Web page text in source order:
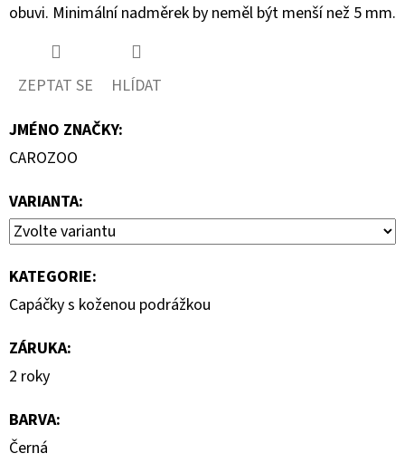
obuvi. Minimální nadměrek by neměl být menší než 5 mm.
ZEPTAT SE
HLÍDAT
JMÉNO ZNAČKY:
CAROZOO
VARIANTA:
KATEGORIE:
Capáčky s koženou podrážkou
ZÁRUKA:
2 roky
BARVA:
Černá